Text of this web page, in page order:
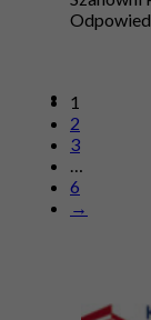
1
2
3
…
6
→